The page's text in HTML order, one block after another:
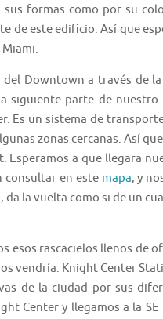
formas como por su
este edificio. Así que
Downtown a través de
siguiente parte de
Es un sistema de
zonas cercanas. Así
a que llegara
consultar en este mapa, y
la vuelta como si de un
rascacielos llenos de
vendría: Knight Center
de la ciudad por sus
Center y llegamos a la